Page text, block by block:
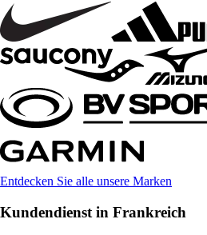
Entdecken Sie alle unsere Marken
Kundendienst in Frankreich